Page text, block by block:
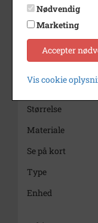
Beskrivelse
Periode
Størrelse
Materiale
Se på kort
Type
Enhed
Nødvendig
Marketing
Accepter
Vis cookie